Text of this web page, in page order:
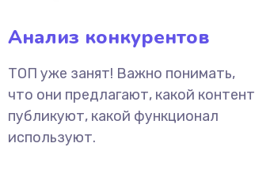
Анализ конкурентов
ТОП уже занят! Важно понимать,
что они предлагают, какой контент
публикуют, какой функционал
используют.